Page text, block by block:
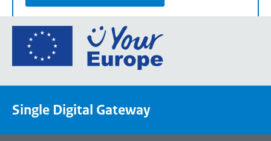
Ga
de
een
Single Digital Gateway